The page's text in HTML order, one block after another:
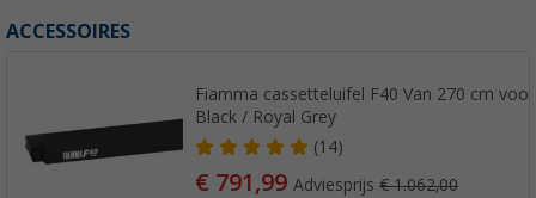
ACCESSOIRES
Fiamma cassetteluifel F40 Van 270 cm
Black / Royal Grey
(14)
€ 791,99Adviesprijs€ 1.062,00